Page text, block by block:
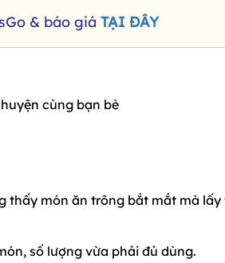
& báo giá TẠI ĐÂY
cùng bạn bè
thấy món ăn trông bắt mắt mà
số lượng vừa phải đủ dùng.